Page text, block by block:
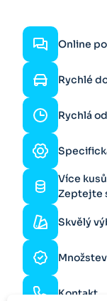
Online
Rychlé
Rychlá
Více
Zeptejte
Skvělý
Kontakt